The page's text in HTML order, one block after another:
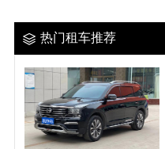
热门租车推荐